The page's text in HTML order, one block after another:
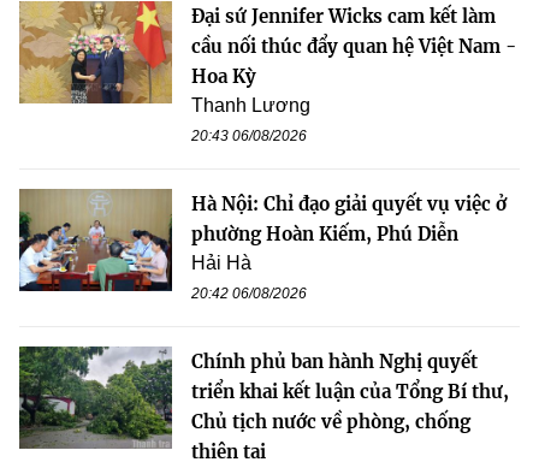
Đại sứ Jennifer Wicks cam kết làm
cầu nối thúc đẩy quan hệ Việt Nam -
Hoa Kỳ
Thanh Lương
20:43 06/08/2026
Hà Nội: Chỉ đạo giải quyết vụ việc ở
phường Hoàn Kiếm, Phú Diễn
Hải Hà
20:42 06/08/2026
Chính phủ ban hành Nghị quyết
triển khai kết luận của Tổng Bí thư,
Chủ tịch nước về phòng, chống
thiên tai